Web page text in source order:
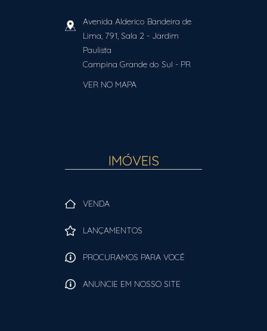
Avenida Alderico Bandeira de
Lima, 791, Sala 2 - Jardim
Paulista
Campina Grande do Sul - PR
VER NO MAPA
IMÓVEIS
VENDA
LANÇAMENTOS
PROCURAMOS PARA VOCÊ
ANUNCIE EM NOSSO SITE